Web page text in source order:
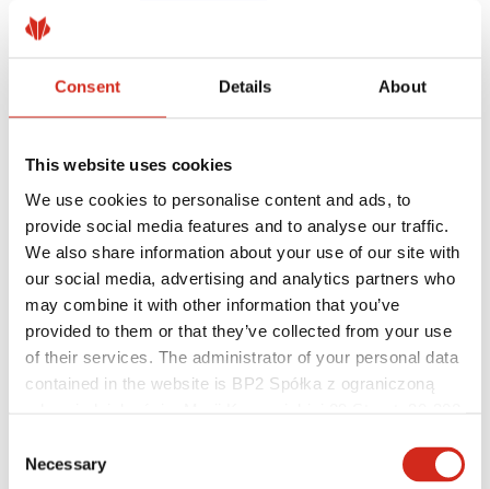
Consent Details About
This website uses cookies
We use cookies to personalise content and ads, to
provide social media features and to analyse our traffic.
We also share information about your use of our site with
our social media, advertising and analytics partners who
may combine it with other information that you’ve
provided to them or that they’ve collected from your use
of their services. The administrator of your personal data
contained in the website is BP2 Spółka z ograniczoną
121387608.
Selection
Necessary
Individuálny zákazník
Realizácie a inšpirácie